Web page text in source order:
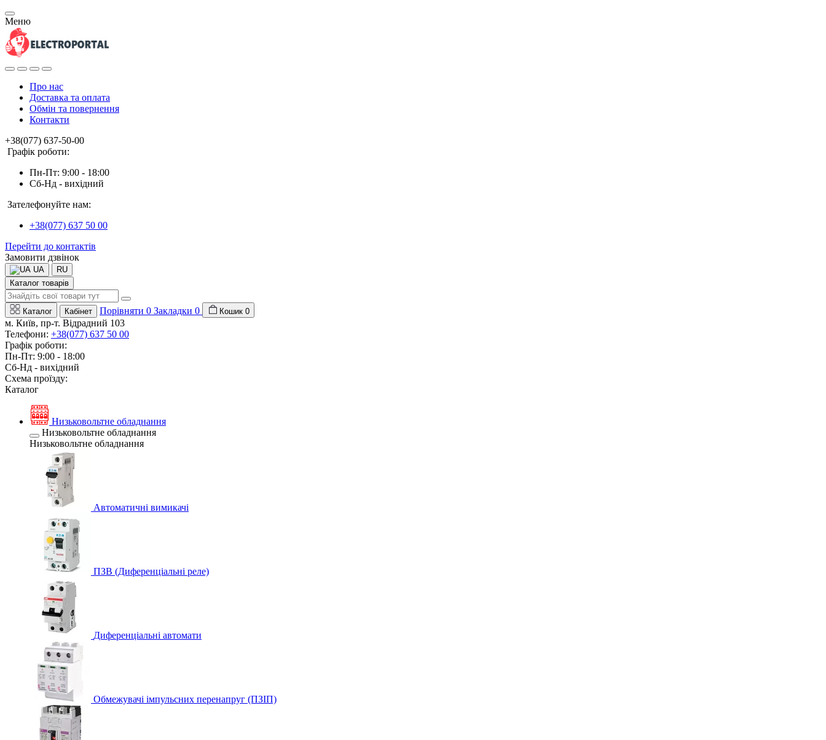
Меню
Про нас
Доставка та оплата
Обмін та повернення
Контакти
+38(077) 637-50-00
Графік роботи:
Пн-Пт: 9:00 - 18:00
Сб-Нд - вихідний
Зателефонуйте нам:
+38(077) 637 50 00
Перейти до контактів
Замовити дзвінок
UA
RU
Каталог товарів
Каталог Кабінет Порівняти 0 Закладки 0 Кошик 0
м. Київ, пр-т. Відрадний 103
Телефони: +38(077) 637 50 00
Графік роботи:
Пн-Пт: 9:00 - 18:00
Сб-Нд - вихідний
Схема проїзду:
Каталог
Низьковольтне обладнання
Низьковольтне обладнання
Низьковольтне обладнання
Автоматичні вимикачі
ПЗВ (Диференціальні реле)
Диференціальні автомати
Обмежувачі імпульсних перенапруг (ПЗІП)